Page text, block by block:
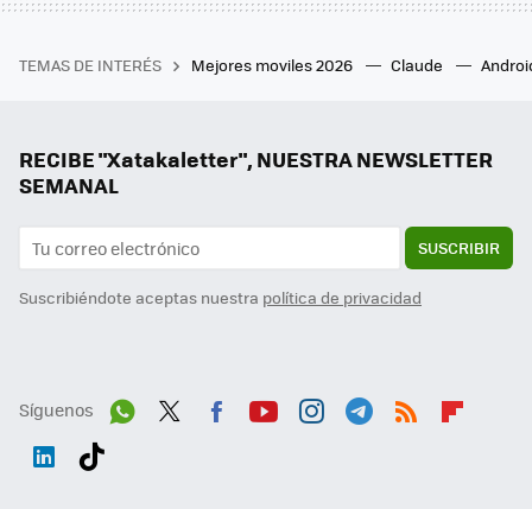
TEMAS DE INTERÉS Mejores moviles 2026 Claude
RECIBE "Xatakaletter", NUESTRA NEWSLETTER
SEMANAL
SUSCRIBIR
Suscribiéndote aceptas nuestra política de privacidad
Síguenos